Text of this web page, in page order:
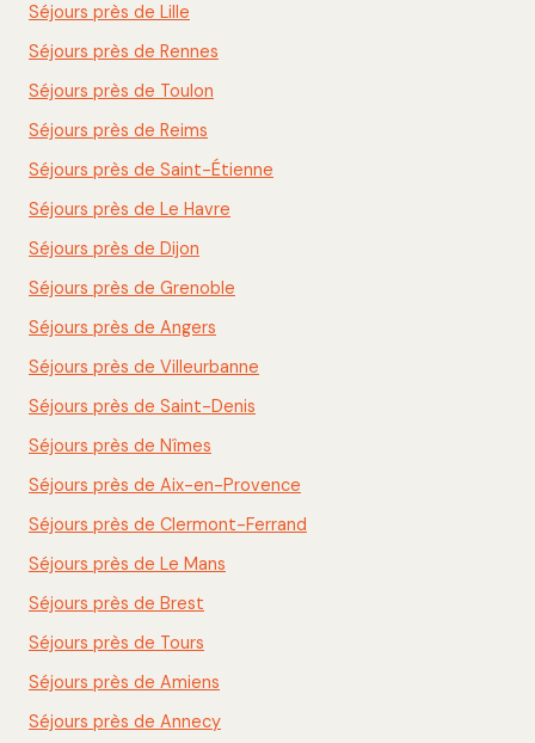
Séjours près de Lille
Séjours près de Rennes
Séjours près de Toulon
Séjours près de Reims
Séjours près de Saint-Étienne
Séjours près de Le Havre
Séjours près de Dijon
Séjours près de Grenoble
Séjours près de Angers
Séjours près de Villeurbanne
Séjours près de Saint-Denis
Séjours près de Nîmes
Séjours près de Aix-en-Provence
Séjours près de Clermont-Ferrand
Séjours près de Le Mans
Séjours près de Brest
Séjours près de Tours
Séjours près de Amiens
Séjours près de Annecy